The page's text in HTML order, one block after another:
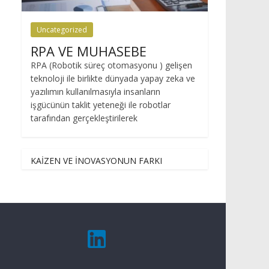
Uncategorized
RPA VE MUHASEBE
RPA (Robotik süreç otomasyonu ) gelişen
teknoloji ile birlikte dünyada yapay zeka ve
yazılımın kullanılmasıyla insanların
işgücünün taklit yeteneği ile robotlar
tarafından gerçekleştirilerek
KAİZEN VE İNOVASYONUN FARKI